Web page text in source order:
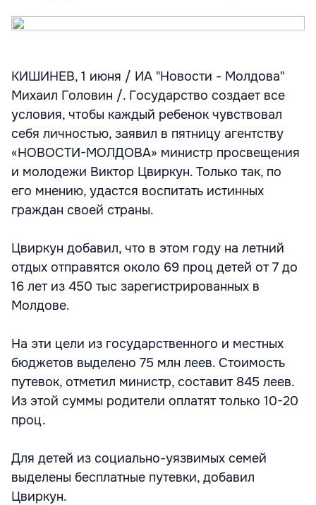
КИШИНЕВ, 1 июня / ИА "Новости - Молдова"
Михаил Головин /. Государство создает все
условия, чтобы каждый ребенок чувствовал
себя личностью, заявил в пятницу агентству
«НОВОСТИ-МОЛДОВА» министр просвещения
и молодежи Виктор Цвиркун. Только так, по
его мнению, удастся воспитать истинных
граждан своей страны.
Цвиркун добавил, что в этом году на летний
отдых отправятся около 69 проц детей от 7 до
16 лет из 450 тыс зарегистрированных в
Молдове.
На эти цели из государственного и местных
бюджетов выделено 75 млн леев. Стоимость
путевок, отметил министр, составит 845 леев.
Из этой суммы родители оплатят только 10-20
проц.
Для детей из социально-уязвимых семей
выделены бесплатные путевки, добавил
Цвиркун.